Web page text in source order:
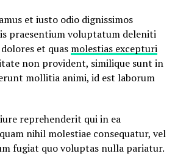
et iusto odio dignissimos
praesentium voluptatum deleniti
et quas molestias excepturi
non provident, similique sunt in
mollitia animi, id est laborum
reprehenderit qui in ea
nihil molestiae consequatur, vel
fugiat quo voluptas nulla pariatur.